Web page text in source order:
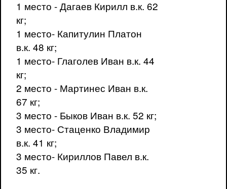
1 место - Дагаев Кирилл в.к. 62
кг;
1 место- Капитулин Платон
в.к. 48 кг;
1 место- Глаголев Иван в.к. 44
кг;
2 место - Мартинес Иван в.к.
67 кг;
3 место - Быков Иван в.к. 52 кг;
3 место- Стаценко Владимир
в.к. 41 кг;
3 место- Кириллов Павел в.к.
35 кг.